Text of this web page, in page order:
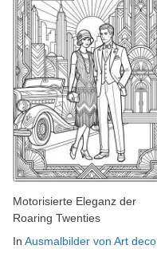
Motorisierte Eleganz der
Roaring Twenties
In Ausmalbilder von Art deco